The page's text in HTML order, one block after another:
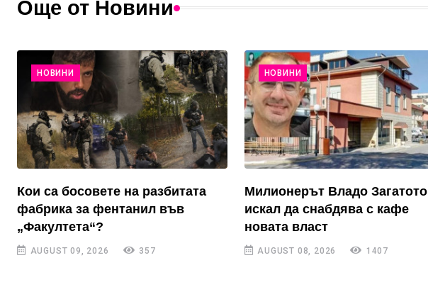
Още от Новини
НОВИНИ
Кои са босовете на разбитата
фабрика за фентанил във
„Факултета“?
AUGUST 09, 2026 357
НОВИНИ
Милионерът Владо Загатото
искал да снабдява с кафе
новата власт
AUGUST 08, 2026 1407